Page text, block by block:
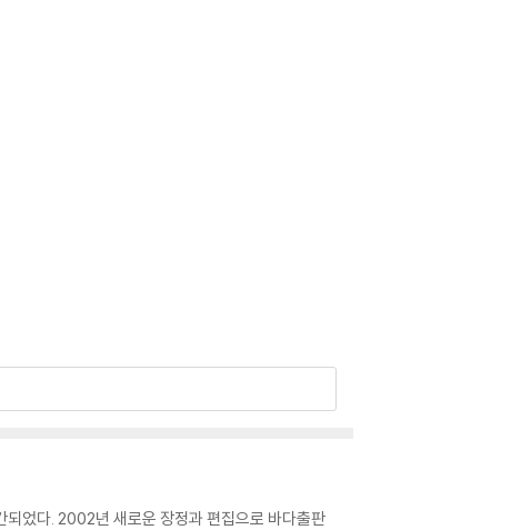
되었다. 2002년 새로운 장정과 편집으로 바다출판